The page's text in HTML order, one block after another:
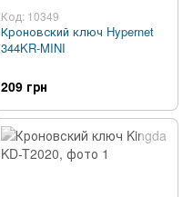
Код: 10349
Кроновский ключ Hypernet
344KR-MINI
209 грн